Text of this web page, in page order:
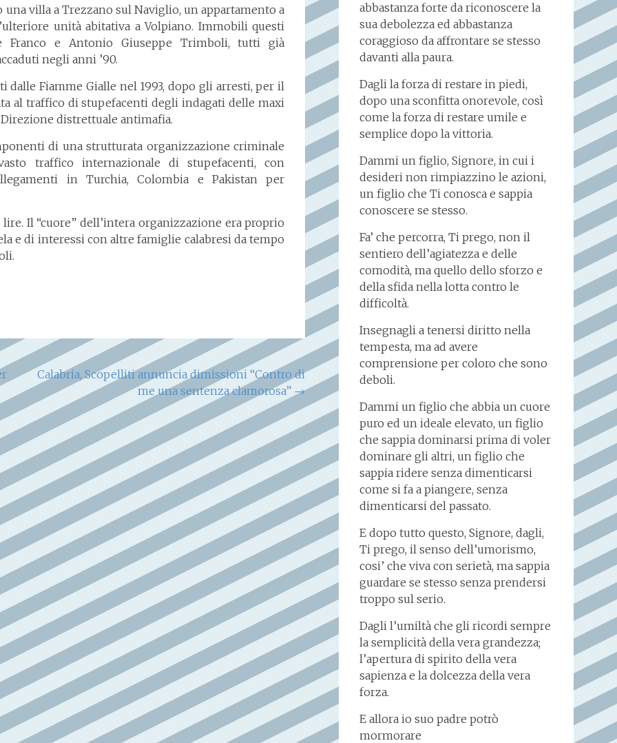
villa a Trezzano sul Naviglio, un appartamento a
unità abitativa a Volpiano. Immobili questi
Franco e Antonio Giuseppe Trimboli, tutti già
negli anni ’90.
Fiamme Gialle nel 1993, dopo gli arresti, per il
al traffico di stupefacenti degli indagati delle maxi
Direzione distrettuale antimafia.
di una strutturata organizzazione criminale
traffico internazionale di stupefacenti, con
in Turchia, Colombia e Pakistan per
Il “cuore” dell’intera organizzazione era proprio
e di interessi con altre famiglie calabresi da tempo
Calabria, Scopelliti annuncia dimissioni “Contro di
me una sentenza clamorosa” →
abbastanza forte da riconoscere la
sua debolezza ed abbastanza
coraggioso da affrontare se stesso
davanti alla paura.
Dagli la forza di restare in piedi,
dopo una sconfitta onorevole, così
come la forza di restare umile e
semplice dopo la vittoria.
Dammi un figlio, Signore, in cui i
desideri non rimpiazzino le azioni,
un figlio che Ti conosca e sappia
conoscere se stesso.
Fa’ che percorra, Ti prego, non il
sentiero dell’agiatezza e delle
comodità, ma quello dello sforzo e
della sfida nella lotta contro le
difficoltà.
Insegnagli a tenersi diritto nella
tempesta, ma ad avere
comprensione per coloro che sono
deboli.
Dammi un figlio che abbia un cuore
puro ed un ideale elevato, un figlio
che sappia dominarsi prima di voler
dominare gli altri, un figlio che
sappia ridere senza dimenticarsi
come si fa a piangere, senza
dimenticarsi del passato.
E dopo tutto questo, Signore, dagli,
Ti prego, il senso dell’umorismo,
cosi’ che viva con serietà, ma sappia
guardare se stesso senza prendersi
troppo sul serio.
Dagli l’umiltà che gli ricordi sempre
la semplicità della vera grandezza;
l’apertura di spirito della vera
sapienza e la dolcezza della vera
forza.
E allora io suo padre potrò
mormorare